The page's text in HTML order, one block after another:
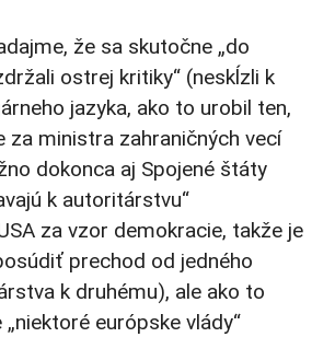
že sa skutočne „do
ostrej kritiky“ (neskĺzli k
jazyka, ako to urobil ten,
za ministra zahraničných vecí
dokonca aj Spojené štáty
k autoritárstvu“
za vzor demokracie, takže je
prechod od jedného
k druhému), ale ako to
európske vlády“